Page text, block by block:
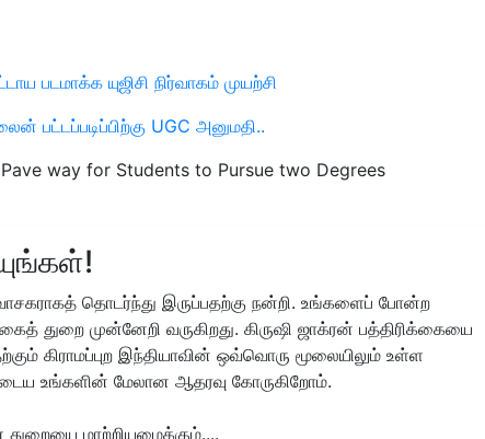
படமாக்க யுஜிசி நிர்வாகம் முயற்சி
UGC அனுமதி..
way for Students to Pursue two Degrees
தொடர்ந்து இருப்பதற்கு நன்றி. உங்களைப் போன்ற
துறை முன்னேறி வருகிறது. கிருஷி ஜாக்ரன் பத்திரிக்கையை
கிராமப்புற இந்தியாவின் ஒவ்வொரு மூலையிலும் உள்ள
உங்களின் மேலான ஆதரவு கோருகிறோம்.
துறையை மாற்றியமைக்கும்....